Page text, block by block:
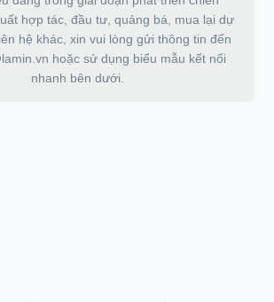
hợp tác, đầu tư, quảng bá, mua lại dự
hệ khác, xin vui lòng gửi thông tin đến
hoặc sử dụng biểu mẫu kết nối
nhanh bên dưới.